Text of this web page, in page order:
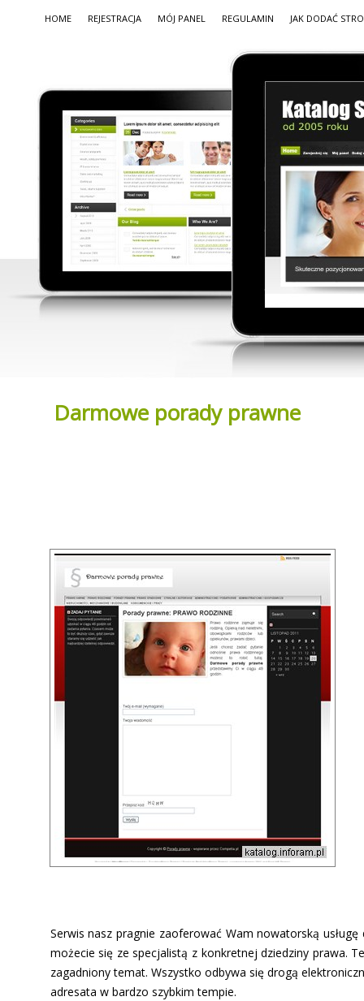
HOME REJESTRACJA MÓJ PANEL REGULAMIN JAK DODAĆ
Darmowe porady prawne
Serwis nasz pragnie zaoferować Wam nowatorską
możecie się ze specjalistą z konkretnej dziedziny prawa.
zagadniony temat. Wszystko odbywa się drogą
adresata w bardzo szybkim tempie.